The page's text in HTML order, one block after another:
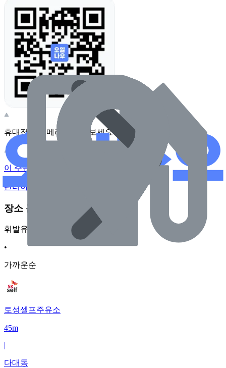
휴대전화 카메라로 찍어보세요
이 주유소의 사장님이신가요?
관리하기
장소 근처 주유소
휘발유
•
가까운순
토성셀프주유소
45m
|
다대동